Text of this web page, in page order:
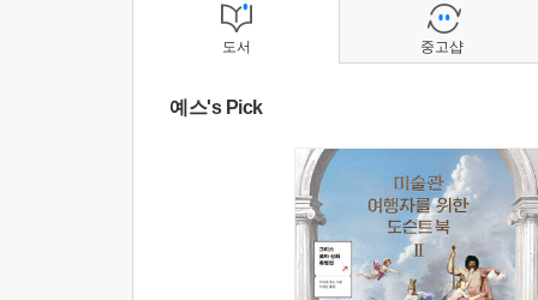
도서
예스's Pick
중고샵